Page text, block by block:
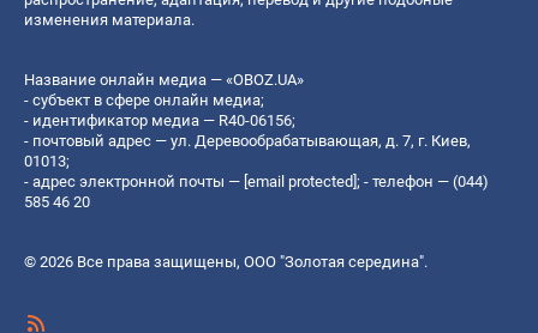
изменения материала.
Название онлайн медиа — «OBOZ.UA»
- субъект в сфере онлайн медиа;
- идентификатор медиа — R40-06156;
- почтовый адрес — ул. Деревообрабатывающая, д. 7, г. Киев,
01013;
- адрес электронной почты — [email protected]; - телефон — (044)
585 46 20
© 2026 Все права защищены, ООО "Золотая середина".